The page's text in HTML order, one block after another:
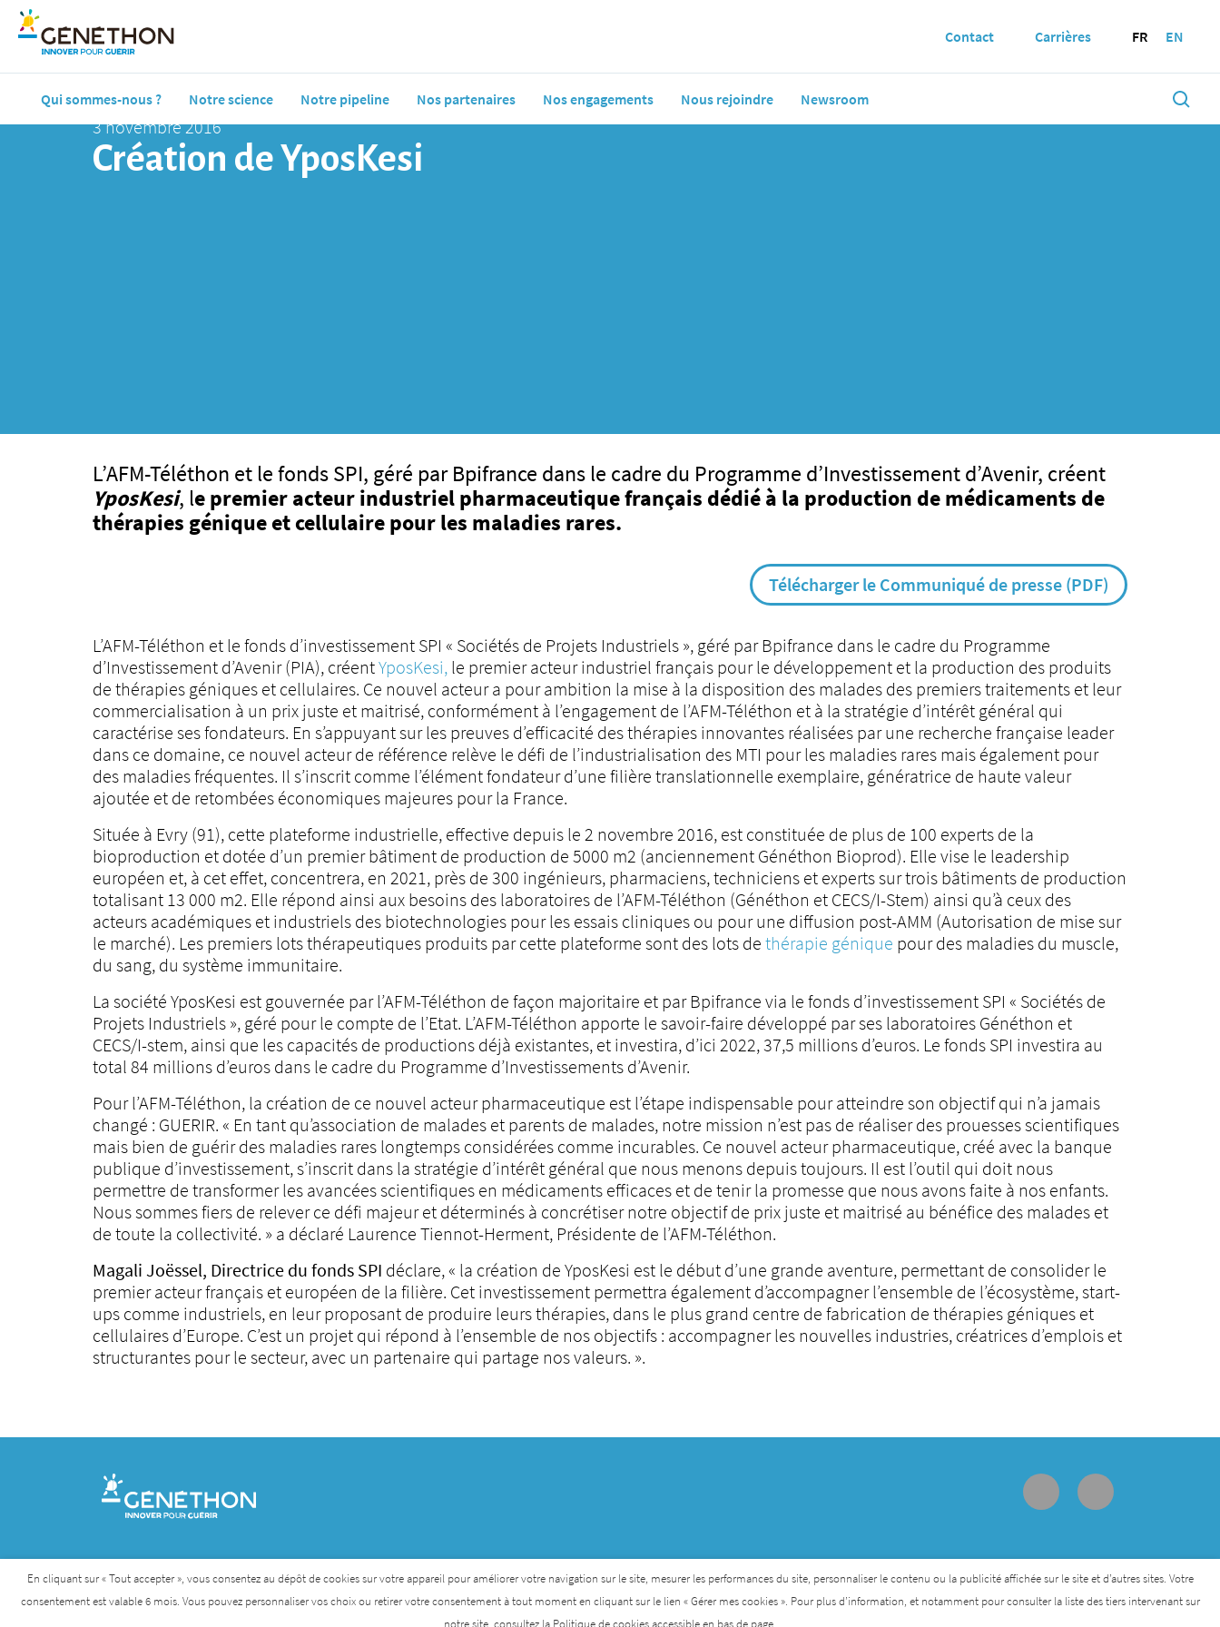
Qui sommes-nous ? Notre science Notre pipeline Nos partenaires Nos engagements Nous rejoindre Newsroom
Contact Carrières FR EN
3 novembre 2016
Création de YposKesi
L’AFM-Téléthon et le fonds SPI, géré par Bpifrance dans le cadre du Programme d’Investissement d’Avenir, créent
YposKesi, le premier acteur industriel pharmaceutique français dédié à la production de médicaments de
thérapies génique et cellulaire pour les maladies rares.
Télécharger le Communiqué de presse (PDF)
L’AFM-Téléthon et le fonds d’investissement SPI « Sociétés de Projets Industriels », géré par Bpifrance dans le cadre du Programme
d’Investissement d’Avenir (PIA), créentYposKesi, le premier acteur industriel français pour le développement et la production des produits
de thérapies géniques et cellulaires. Ce nouvel acteur a pour ambition la mise à la disposition des malades des premiers traitements et leur
commercialisation à un prix juste et maitrisé, conformément à l’engagement de l’AFM-Téléthon et à la stratégie d’intérêt général qui
caractérise ses fondateurs. En s’appuyant sur les preuves d’efficacité des thérapies innovantes réalisées par une recherche française leader
dans ce domaine, ce nouvel acteur de référence relève le défi de l’industrialisation des MTI pour les maladies rares mais également pour
des maladies fréquentes. Il s’inscrit comme l’élément fondateur d’une filière translationnelle exemplaire, génératrice de haute valeur
ajoutée et de retombées économiques majeures pour la France.
Située à Evry (91), cette plateforme industrielle, effective depuis le 2 novembre 2016, est constituée de plus de 100 experts de la
bioproduction et dotée d’un premier bâtiment de production de 5000 m2 (anciennement Généthon Bioprod). Elle vise le leadership
européen et, à cet effet, concentrera, en 2021, près de 300 ingénieurs, pharmaciens, techniciens et experts sur trois bâtiments de production
totalisant 13 000 m2. Elle répond ainsi aux besoins des laboratoires de l’AFM-Téléthon (Généthon et CECS/I-Stem) ainsi qu’à ceux des
acteurs académiques et industriels des biotechnologies pour les essais cliniques ou pour une diffusion post-AMM (Autorisation de mise sur
le marché). Les premiers lots thérapeutiques produits par cette plateforme sont des lots de thérapie génique pour des maladies du muscle,
du sang, du système immunitaire.
La société YposKesi est gouvernée par l’AFM-Téléthon de façon majoritaire et par Bpifrance via le fonds d’investissement SPI « Sociétés de
Projets Industriels », géré pour le compte de l’Etat. L’AFM-Téléthon apporte le savoir-faire développé par ses laboratoires Généthon et
CECS/I-stem, ainsi que les capacités de productions déjà existantes, et investira, d’ici 2022, 37,5 millions d’euros. Le fonds SPI investira au
total 84 millions d’euros dans le cadre du Programme d’Investissements d’Avenir.
Pour l’AFM-Téléthon, la création de ce nouvel acteur pharmaceutique est l’étape indispensable pour atteindre son objectif qui n’a jamais
changé : GUERIR. « En tant qu’association de malades et parents de malades, notre mission n’est pas de réaliser des prouesses scientifiques
mais bien de guérir des maladies rares longtemps considérées comme incurables. Ce nouvel acteur pharmaceutique, créé avec la banque
publique d’investissement, s’inscrit dans la stratégie d’intérêt général que nous menons depuis toujours. Il est l’outil qui doit nous
permettre de transformer les avancées scientifiques en médicaments efficaces et de tenir la promesse que nous avons faite à nos enfants.
Nous sommes fiers de relever ce défi majeur et déterminés à concrétiser notre objectif de prix juste et maitrisé au bénéfice des malades et
de toute la collectivité. » a déclaré Laurence Tiennot-Herment, Présidente de l’AFM-Téléthon.
Magali Joëssel, Directrice du fonds SPI déclare, « la création de YposKesi est le début d’une grande aventure, permettant de consolider le
premier acteur français et européen de la filière. Cet investissement permettra également d’accompagner l’ensemble de l’écosystème, start-
ups comme industriels, en leur proposant de produire leurs thérapies, dans le plus grand centre de fabrication de thérapies géniques et
cellulaires d’Europe. C’est un projet qui répond à l’ensemble de nos objectifs : accompagner les nouvelles industries, créatrices d’emplois et
structurantes pour le secteur, avec un partenaire qui partage nos valeurs. ».
En cliquant sur « Tout accepter », vous consentez au dépôt de cookies sur votre appareil pour améliorer votre navigation sur le site, mesurer les performances du site, personnaliser le contenu ou la publicité affichée sur le site et d’autres sites. Votre
consentement est valable 6 mois. Vous pouvez personnaliser vos choix ou retirer votre consentement à tout moment en cliquant sur le lien « Gérer mes cookies ». Pour plus d’information, et notamment pour consulter la liste des tiers intervenant sur
notre site, consultez la Politique de cookies accessible en bas de page.